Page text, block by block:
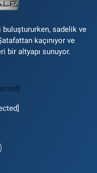
buluştururken, sadelik ve
kaçınıyor ve
bir altyapı sunuyor.